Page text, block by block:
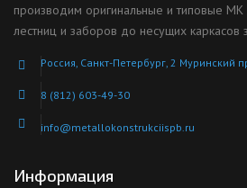
производим оригинальные и типовые
лестниц и заборов до несущих каркасов
Россия, Санкт-Петербург, 2 Муринский
8 (812) 603-49-30
info@metallokonstrukciispb.ru
Информация